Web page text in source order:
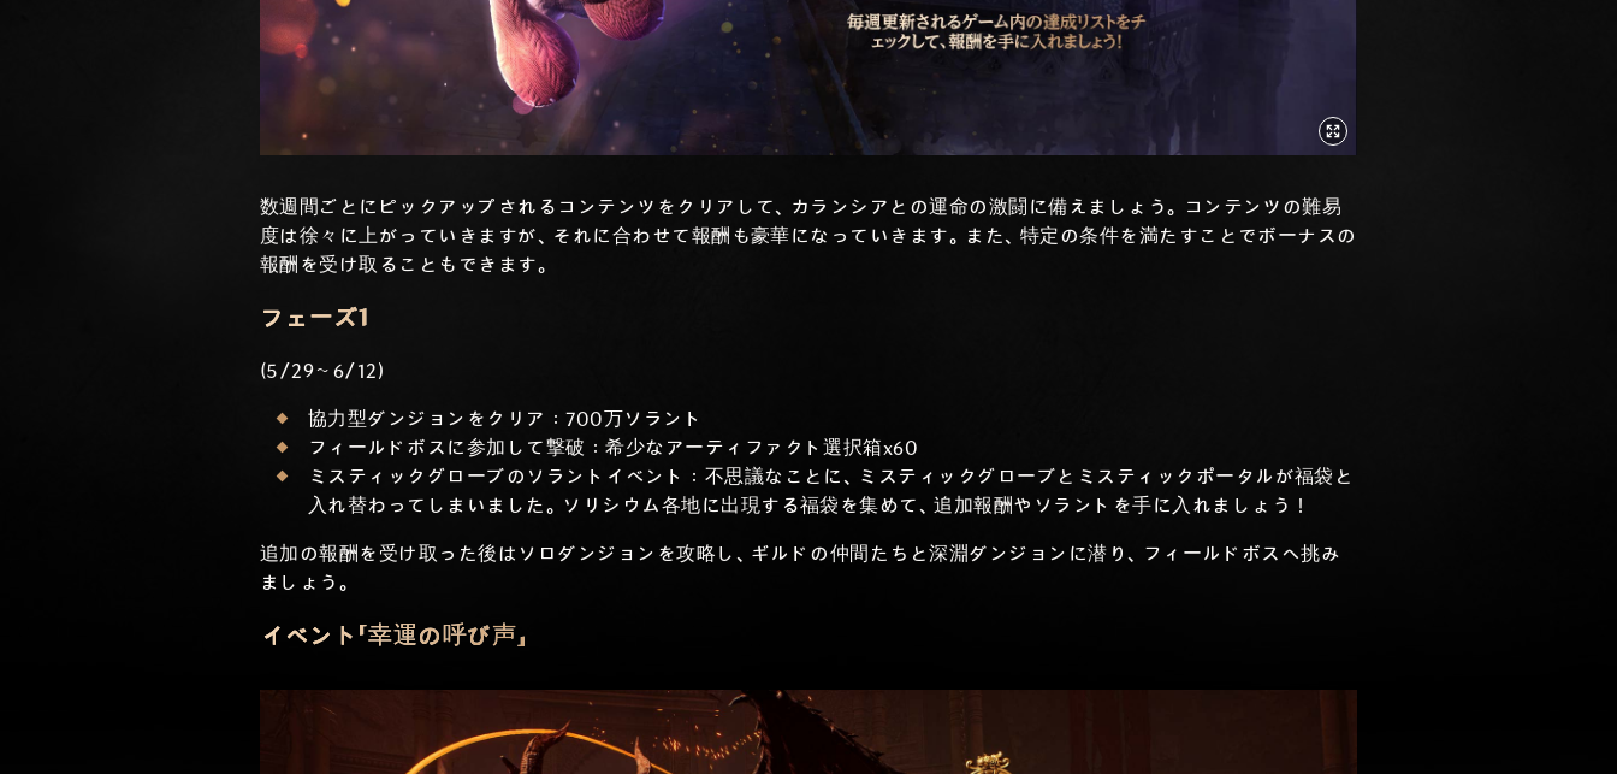
数週間ごとにピックアップされるコンテンツをクリアして、カランシアとの運命の激闘に備えましょう。コンテンツの難易
度は徐々に上がっていきますが、それに合わせて報酬も豪華になっていきます。また、特定の条件を満たすことでボーナスの
報酬を受け取ることもできます。
フェーズ1
(5/29～6/12)
協力型ダンジョンをクリア：700万ソラント
フィールドボスに参加して撃破：希少なアーティファクト選択箱x60
ミスティックグローブのソラントイベント：不思議なことに、ミスティックグローブとミスティックポータルが福袋と
入れ替わってしまいました。ソリシウム各地に出現する福袋を集めて、追加報酬やソラントを手に入れましょう！
追加の報酬を受け取った後はソロダンジョンを攻略し、ギルドの仲間たちと深淵ダンジョンに潜り、フィールドボスへ挑み
ましょう。
イベント「幸運の呼び声」